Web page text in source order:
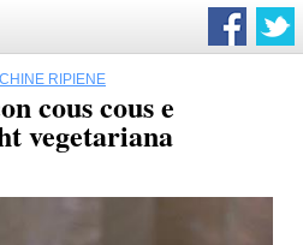
RIPIENE
cous cous e
vegetariana